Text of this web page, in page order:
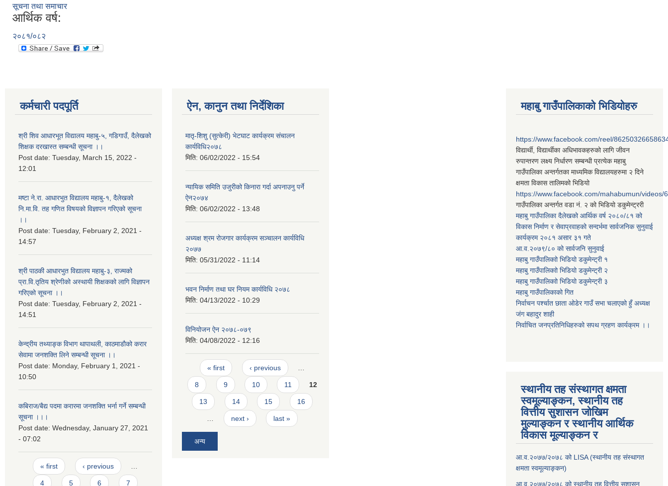
सूचना तथा समाचार
आर्थिक वर्ष:
२०८१/०८२
कर्मचारी पदपूर्ति
श्री शिव आधारभूत विद्यालय महाबु-५, गडिगाउँ, दैलेखको
शिक्षक दरखास्त सम्बन्धी सूचना ।।
Post date: Tuesday, March 15, 2022 -
12:01
मष्टा ने.रा. आधारभुत विद्यालय महाबु-१, दैलेखको
नि.मा.वि. तह गणित विषयको विज्ञापन गरिएको सूचना
।।
Post date: Tuesday, February 2, 2021 -
14:57
श्री पाठकी आधारभुत विद्यालय महाबु-३, राज्मको
प्रा.वि.तृतिय श्रेणीको अस्थायी शिक्षकको लागि विज्ञापन
गरिएको सूचना ।।
Post date: Tuesday, February 2, 2021 -
14:51
केन्द्रीय तथ्याङ्क विभाग थापाथली, काठमाडाैको करार
सेवामा जनशक्ति लिने सम्बन्धी सूचना ।।
Post date: Monday, February 1, 2021 -
10:50
कबिराज/बैद्य पदमा करारमा जनशक्ति भर्ना गर्ने सम्बन्धी
सूचना ।।।
Post date: Wednesday, January 27, 2021
- 07:02
Pages
« first ‹ previous
4 5 6 7
ऐन, कानुन तथा निर्देशिका
मातृ-शिशु (सुत्केरी) भेटघाट कार्यक्रम संचालन
कार्यविधि२०७८
मिति: 06/02/2022 - 15:54
न्यायिक समिति उजुरीको किनारा गर्दा अपनाउनु पर्ने
ऐन२०७४
मिति: 06/02/2022 - 13:48
अध्यक्ष श्रम रोजगार कार्यक्रम सञ्चालन कार्यविधि
२०७७
मिति: 05/31/2022 - 11:14
भवन निर्माण तथा घर नियम कार्यविधि २०७८
मिति: 04/13/2022 - 10:29
विनियोजन ऐन २०७८-०७९
मिति: 04/08/2022 - 12:16
Pages
« first ‹ previous
8 9 10 11 12
13 14 15 16
next › last »
अन्य
महाबु गाउँपालिकाको भिडियोहरु
https://www.facebook.com/reel/
विद्यार्थी, विद्यार्थीका अधिभावकहरुको लागि जीवन
रुपान्तरण लक्ष्य निर्धारण सम्बन्धी प्रत्येक महाबु
गाउँपालिका अन्तर्गतका माध्यमिक विद्यालयहरुमा २ दिने
क्षमता विकास तालिमको भिडियो
https://www.facebook.com/mahabumun/videos/
गाउँपालिका अन्तर्गत वडा नं. २ को भिडियो डकुमेन्ट्ररी
महाबु गाउँपालिका दैलेखको आर्थिक वर्ष २०८०/८१ को
विकास निर्माण र सेवाप्रवाहको सन्दर्भमा सार्वजनिक सुनुवाई
कार्यक्रम २०८१ असार ३१ गते
आ.व.२०७९/८० को सार्वजनि सुनुवाई
महाबु गाउँपालिकाो भिडियो डकुमेन्ट्री १
महाबु गाउँपालिकाो भिडियो डकुमेन्ट्री २
महाबु गाउँपालिकाो भिडियो डकुमेन्ट्री ३
महाबु गाउँपालिकाको गित
निर्वाचन पर्श्चात छाता ओडेर गाउँ सभा चलाएको हुँ अध्यक्ष
जंग बहादुर शाही
निर्वाचित जनप्रतिनिधिहरुको सपथ ग्रहण कार्यक्रम ।।
स्थानीय तह संस्थागत क्षमता
स्वमूल्याङ्कन, स्थानीय तह
वित्तीय सुशासन जोखिम
मुल्याङ्कन र स्थानीय आर्थिक
विकास मूल्याङ्कन र
आ.व.२०७७/२०७८ को LISA (स्थानीय तह संस्थागत
क्षमता स्वमूल्याङ्कन)
आ.व.२०७७/२०७८ को स्थानीय तह वित्तीय सुशासन